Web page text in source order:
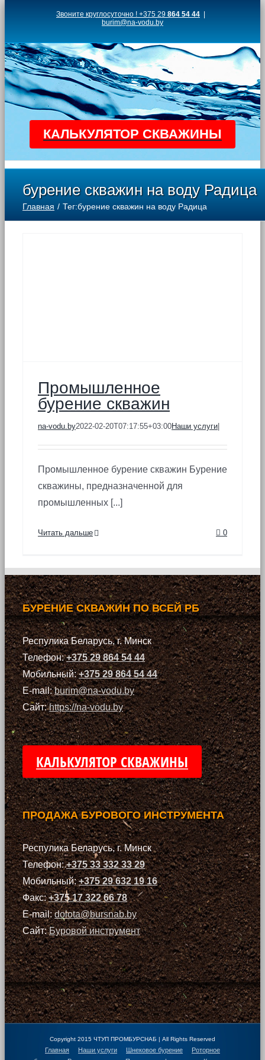
content
Звоните круглосуточно ! +375 29 864 54 44
burim@na-vodu.by
КАЛЬКУЛЯТОР СКВАЖИНЫ
бурение скважин на воду Радица
Главная Тег:бурение скважин на воду Радица
Промышленное
бурение скважин
na-vodu.by2022-02-20T07:17:55+03:00Наши услуги
Промышленное бурение скважин Бурение
скважины, предназначенной для
промышленных [...]
Читать дальше 0
БУРЕНИЕ СКВАЖИН ПО ВСЕЙ РБ
Респулика Беларусь, г. Минск
Телефон:+375 29 864 54 44
Мобильный:+375 29 864 54 44
E-mail:burim@na-vodu.by
Сайт:https://na-vodu.by
КАЛЬКУЛЯТОР СКВАЖИНЫ
ПРОДАЖА БУРОВОГО ИНСТРУМЕНТА
Респулика Беларусь, г. Минск
Телефон:+375 33 332 33 29
Мобильный:+375 29 632 19 16
Факс:+375 17 322 66 78
E-mail:dolota@bursnab.by
Сайт:Буровой инструмент
Copyright 2015 ЧТУП ПРОМБУРСНАБ | All Rights Reserved
Главная Наши услуги Шнековое бурение
Роторное